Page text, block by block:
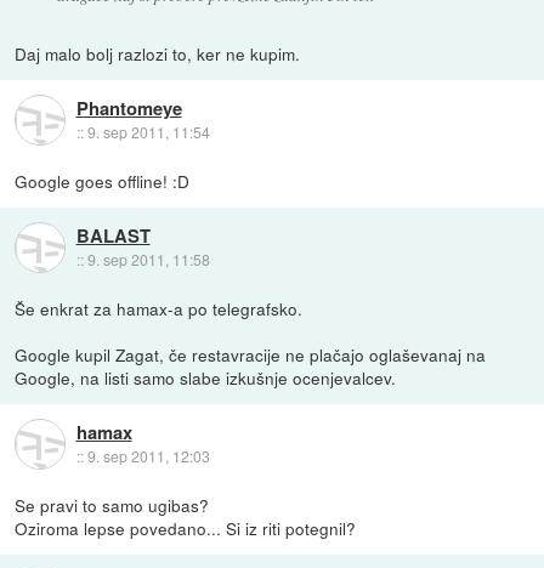
Daj malo bolj razlozi to, ker ne kupim.
Phantomeye
::9. sep 2011, 11:54
Google goes offline! :D
BALAST
::9. sep 2011, 11:58
Še enkrat za hamax-a po telegrafsko.
Google kupil Zagat, če restavracije ne plačajo oglaševanaj na
Google, na listi samo slabe izkušnje ocenjevalcev.
hamax
::9. sep 2011, 12:03
Se pravi to samo ugibas?
Oziroma lepse povedano... Si iz riti potegnil?